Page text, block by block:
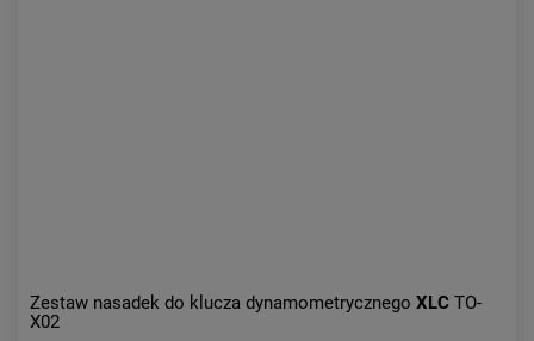
Zestaw nasadek do klucza dynamometrycznego XLC TO-
X02